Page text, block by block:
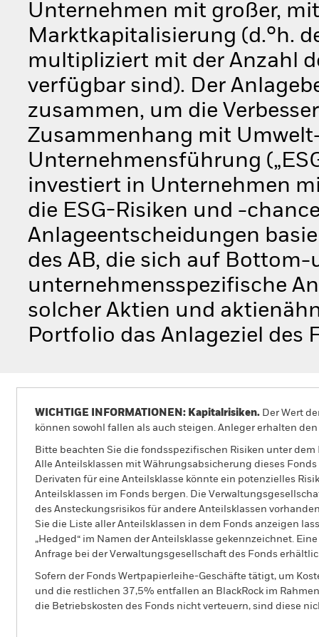
Unternehmen mit großer,
Marktkapitalisierung (d.°h.
multipliziert mit der Anzahl
verfügbar sind). Der
zusammen, um die
Zusammenhang mit
Unternehmensführung
investiert in Unternehmen
die ESG-Risiken und -
Anlageentscheidungen
des AB, die sich auf Bottom-
unternehmensspezifische
solcher Aktien und
Portfolio das Anlageziel des
WICHTIGE INFORMATIONEN: Kapitalrisiken. Der Wert
können sowohl fallen als auch steigen. Anleger erhalten
Bitte beachten Sie die fondsspezifischen Risiken unter dem
Alle Anteilsklassen mit Währungsabsicherung dieses
Derivaten für eine Anteilsklasse könnte ein potenzielles
Anteilsklassen im Fonds bergen. Die
des Ansteckungsrisikos für andere Anteilsklassen
Sie die Liste aller Anteilsklassen in dem Fonds anzeigen
„Hedged“ im Namen der Anteilsklasse gekennzeichnet.
Anfrage bei der Verwaltungsgesellschaft des Fonds
Sofern der Fonds Wertpapierleihe-Geschäfte tätigt, um
und die restlichen 37,5% entfallen an BlackRock im
die Betriebskosten des Fonds nicht verteuern, sind diese